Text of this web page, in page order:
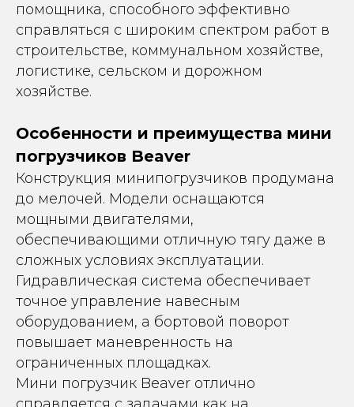
помощника, способного эффективно
справляться с широким спектром работ в
строительстве, коммунальном хозяйстве,
логистике, сельском и дорожном
хозяйстве.
Особенности и преимущества мини
погрузчиков Beaver
Конструкция минипогрузчиков продумана
до мелочей. Модели оснащаются
мощными двигателями,
обеспечивающими отличную тягу даже в
сложных условиях эксплуатации.
Гидравлическая система обеспечивает
точное управление навесным
оборудованием, а бортовой поворот
повышает маневренность на
ограниченных площадках.
Мини погрузчик Beaver отлично